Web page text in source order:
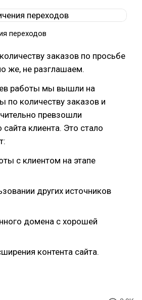
переходов
заказов по просьбе
же, не разглашаем.
работы мы вышли на
по количеству заказов и
превзошли
сайта клиента. Это стало
с клиентом на этапе
других источников
домена с хорошей
контента сайта.